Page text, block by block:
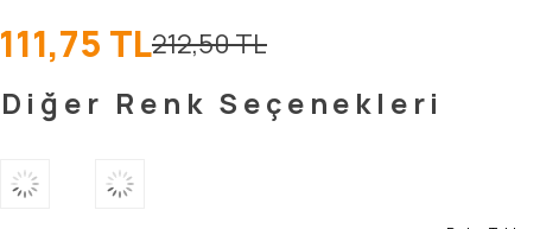
212,50 TL
111,75 TL
Diğer Renk Seçenekleri